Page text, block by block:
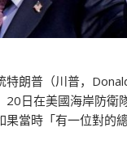
特朗普（川普，
日在美國海岸防衛
果當時「有一位對的